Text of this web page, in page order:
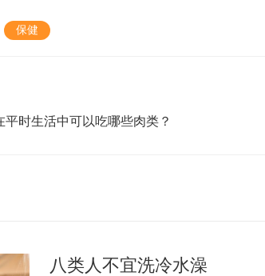
保健
平时生活中可以吃哪些肉类？
八类人不宜洗冷水澡